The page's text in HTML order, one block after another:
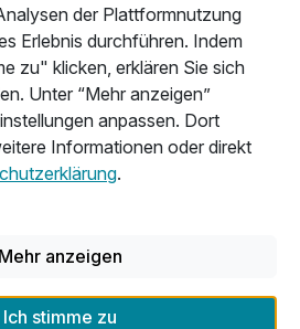
und Saunabereich,
und Bootsverleih, Kegel-
Angebote befinden sich bei uns
sich aus Ihrem Alltagsstress
sich eine Auszeit. Wir nehmen
Welt der Entspannung und des
Aufenthalt zu einem Erlebnis
machen. Freuen Sie sich doch
Stunden in unserem Haus.
der Plattformnutzung
Erlebnis durchführen. Indem
zu" klicken, erklären Sie sich
Unter “Mehr anzeigen”
anpassen. Dort
Informationen oder direkt
.
Mehr anzeigen
Ich stimme zu